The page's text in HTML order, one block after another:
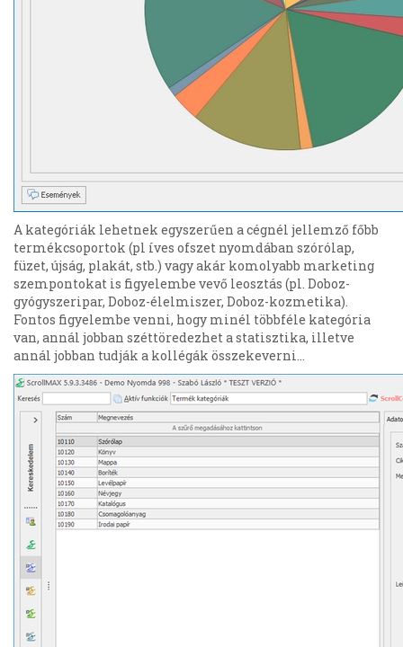
A kategóriák lehetnek egyszerűen a cégnél jellemző főbb
termékcsoportok (pl íves ofszet nyomdában szórólap,
füzet, újság, plakát, stb.) vagy akár komolyabb marketing
szempontokat is figyelembe vevő leosztás (pl. Doboz-
gyógyszeripar, Doboz-élelmiszer, Doboz-kozmetika).
Fontos figyelembe venni, hogy minél többféle kategória
van, annál jobban széttöredezhet a statisztika, illetve
annál jobban tudják a kollégák összekeverni...